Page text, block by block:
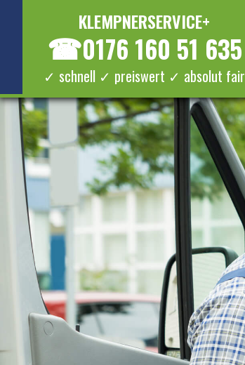
KLEMPNERSERVICE+
☎0176 160 51 635
✓ schnell ✓ preiswert ✓ absolut fair